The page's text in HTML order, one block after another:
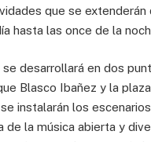
que se extenderán
hasta las once de la
se desarrollará en dos
Blasco Ibañez y la
instalarán los
de la música abierta y